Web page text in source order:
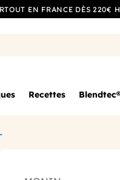
EN FRANCE DÈS 220€
Recettes Blendtec®